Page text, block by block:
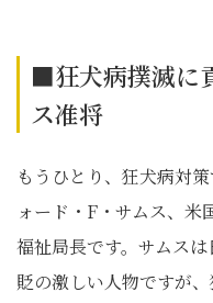
■狂犬病撲滅に
ス准将
もうひとり、狂犬病対
ォード・F・サムス、米
福祉局長です。サムス
貶の激しい人物ですが